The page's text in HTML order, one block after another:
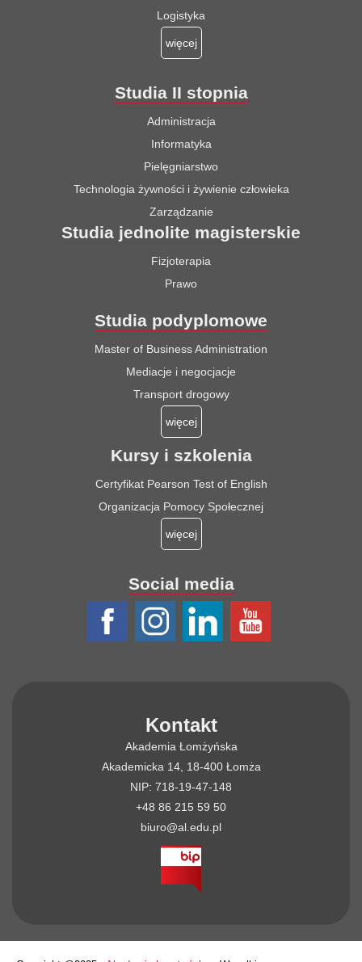
Logistyka
więcej
Studia II stopnia
Administracja
Informatyka
Pielęgniarstwo
Technologia żywności i żywienie człowieka
Zarządzanie
Studia jednolite magisterskie
Fizjoterapia
Prawo
Studia podyplomowe
Master of Business Administration
Mediacje i negocjacje
Transport drogowy
więcej
Kursy i szkolenia
Certyfikat Pearson Test of English
Organizacja Pomocy Społecznej
więcej
Social media
Kontakt
Akademia Łomżyńska
Akademicka 14, 18-400 Łomża
NIP: 718-19-47-148
+48 86 215 59 50
biuro@al.edu.pl